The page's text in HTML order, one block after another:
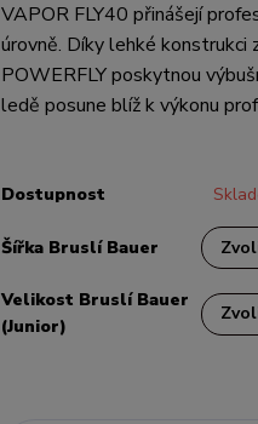
VAPOR FLY40 přinášejí
úrovně. Díky lehké konstrukci
POWERFLY poskytnou
ledě posune blíž k výkonu
Dostupnost
Šířka Bruslí Bauer
Velikost Bruslí Bauer
(Junior)